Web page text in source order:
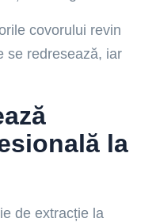
covorului revin
se redresează, iar
la
de extracție la